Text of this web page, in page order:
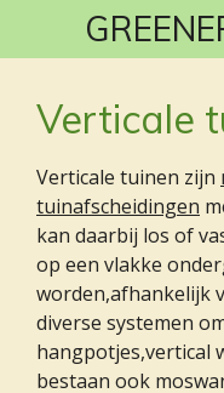
direct
Verticale
Verticale tuinen zijn
tuinafscheidingen
kan daarbij los of
op een vlakke
worden,afhankelijk
diverse systemen
hangpotjes,vertical
bestaan ook